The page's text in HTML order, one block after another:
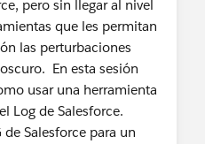
pero sin llegar al nivel
que les permitan
las perturbaciones
En esta sesión
usar una herramienta
Log de Salesforce.
Salesforce para un